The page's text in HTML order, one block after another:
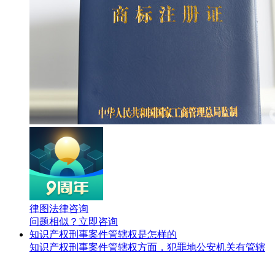
律图法律咨询
问题相似？ 立即咨询
知识产权刑事案件管辖权是怎样的
知识产权刑事案件管辖权方面，犯罪地公安机关有管辖